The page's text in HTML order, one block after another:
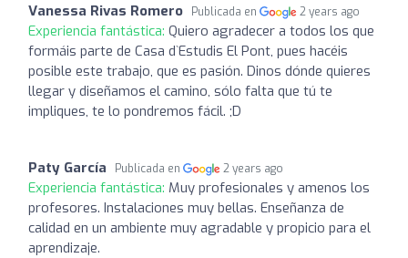
Vanessa Rivas Romero Publicada en 2 years ago
Experiencia fantástica: Quiero agradecer a todos los que
formáis parte de Casa d`Estudis El Pont, pues hacéis
posible este trabajo, que es pasión. Dinos dónde quieres
llegar y diseñamos el camino, sólo falta que tú te
impliques, te lo pondremos fácil. ;D
Paty García Publicada en 2 years ago
Experiencia fantástica: Muy profesionales y amenos los
profesores. Instalaciones muy bellas. Enseñanza de
calidad en un ambiente muy agradable y propicio para el
aprendizaje.